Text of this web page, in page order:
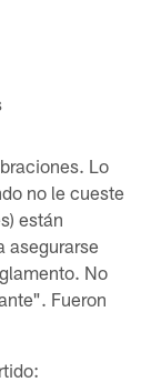
Lo
no le cueste
están
asegurarse
No
Fueron